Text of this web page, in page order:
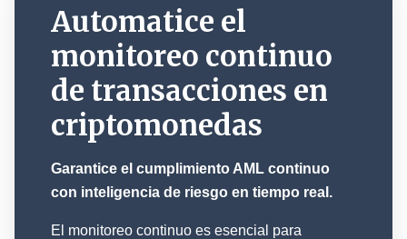
Automatice el
monitoreo continuo
de transacciones en
criptomonedas
Garantice el cumplimiento AML continuo
con inteligencia de riesgo en tiempo real.
El monitoreo continuo es esencial para